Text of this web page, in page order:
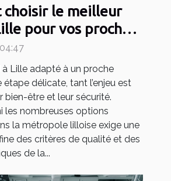
choisir le meilleur
pour vos proches
à Lille adapté à un proche
étape délicate, tant l’enjeu est
bien-être et leur sécurité.
les nombreuses options
la métropole lilloise exige une
des critères de qualité et des
de la...